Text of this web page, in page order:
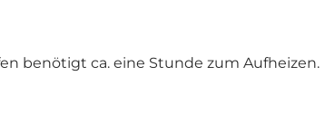
benötigt ca. eine Stunde zum Aufheizen.